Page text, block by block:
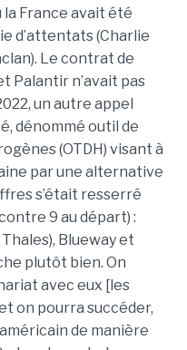
la France avait été
d’attentats (Charlie
Le contrat de
Palantir n’avait pas
un autre appel
dénommé outil de
(OTDH) visant à
par une alternative
s’était resserré
9 au départ) :
Blueway et
plutôt bien. On
avec eux [les
on pourra succéder,
de manière